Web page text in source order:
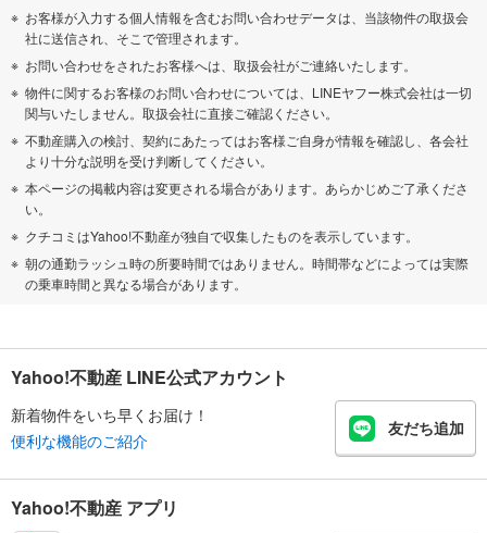
お客様が入力する個人情報を含むお問い合わせデータは、当該物件の取扱会
社に送信され、そこで管理されます。
お問い合わせをされたお客様へは、取扱会社がご連絡いたします。
物件に関するお客様のお問い合わせについては、LINEヤフー株式会社は一切
関与いたしません。取扱会社に直接ご確認ください。
不動産購入の検討、契約にあたってはお客様ご自身が情報を確認し、各会社
より十分な説明を受け判断してください。
本ページの掲載内容は変更される場合があります。あらかじめご了承くださ
い。
クチコミはYahoo!不動産が独自で収集したものを表示しています。
朝の通勤ラッシュ時の所要時間ではありません。時間帯などによっては実際
の乗車時間と異なる場合があります。
Yahoo!不動産 LINE公式アカウント
新着物件をいち早くお届け！
便利な機能のご紹介
友だち追加
Yahoo!不動産 アプリ